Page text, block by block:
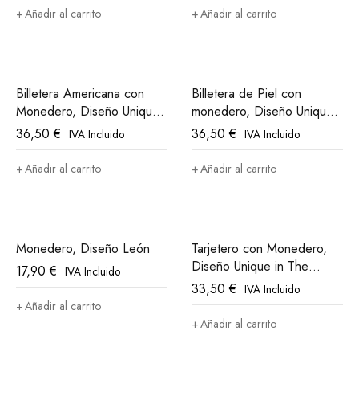
Añadir al carrito Añadir al carrito
Billetera Americana con
Monedero, Diseño Unique
in The World Athletic Club
Bilbao
36,50€ IVA Incluido
Añadir al carrito
Billetera de Piel con
monedero, Diseño Unique
in The World Athletic Club
Bilbao
36,50€ IVA Incluido
Añadir al carrito
Monedero, Diseño León
17,90€ IVA Incluido
Añadir al carrito
Tarjetero con Monedero,
Diseño Unique in The
World Athletic Club Bilbao
33,50€ IVA Incluido
Añadir al carrito